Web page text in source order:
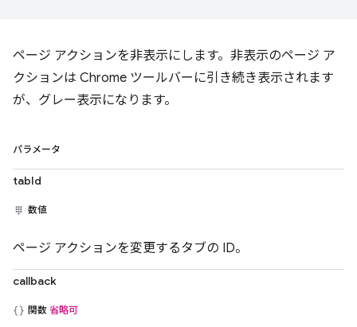
ページ アクションを非表示にします。非表示のページ ア
クションは Chrome ツールバーに引き続き表示されます
が、グレー表示になります。
パラメータ
tabId
数値
ページ アクションを変更するタブの ID。
callback
関数 省略可